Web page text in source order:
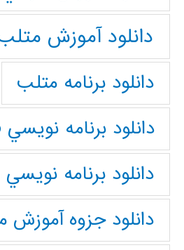
دانلود آموزش
دانلود برنامه متلب
دانلود برنامه نويسي Matlab
دانلود برنامه
دانلود جزوه آموزش